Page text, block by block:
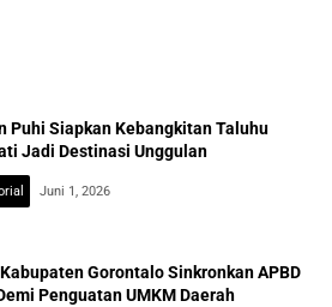
Puhi Siapkan Kebangkitan Taluhu
Jadi Destinasi Unggulan
Juni 1, 2026
Kabupaten Gorontalo Sinkronkan APBD
Penguatan UMKM Daerah